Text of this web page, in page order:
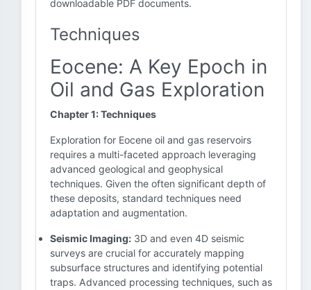
downloadable PDF documents.
Techniques
Eocene: A Key Epoch in
Oil and Gas Exploration
Chapter 1: Techniques
Exploration for Eocene oil and gas reservoirs
requires a multi-faceted approach leveraging
advanced geological and geophysical
techniques. Given the often significant depth of
these deposits, standard techniques need
adaptation and augmentation.
Seismic Imaging: 3D and even 4D seismic
surveys are crucial for accurately mapping
subsurface structures and identifying potential
traps. Advanced processing techniques, such as